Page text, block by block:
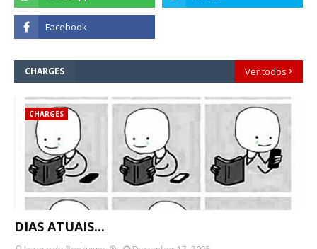
CHARGES Ver todos
CHARGES
DIAS ATUAIS...